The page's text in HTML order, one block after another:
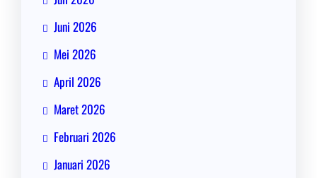
Juni 2026
Mei 2026
April 2026
Maret 2026
Februari 2026
Januari 2026